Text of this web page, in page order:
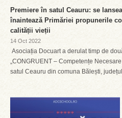
Premiere în satul Ceauru: se
înaintează Primăriei propunerile
calității vieții
14 Oct 2022
Asociația Docuart a derulat timp de
„CONGRUENT – Competențe
satul Ceauru din comuna Bălești,